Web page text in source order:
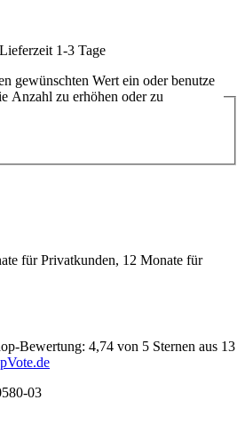
1-3 Tage
gewünschten Wert ein oder benutze
Anzahl zu erhöhen oder zu
für Privatkunden, 12 Monate für
Bewertung: 4,74 von 5 Sternen aus 13
03